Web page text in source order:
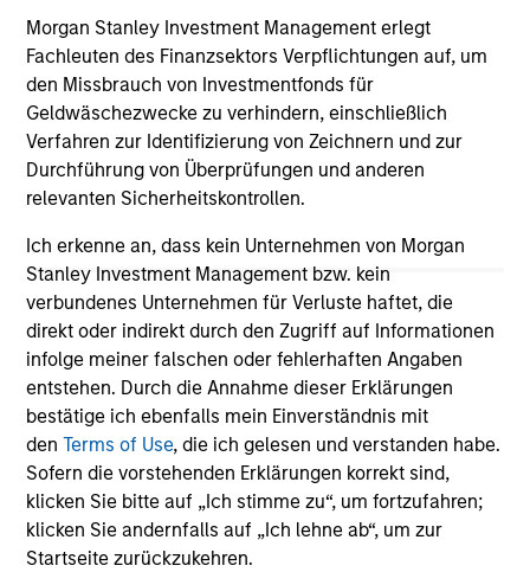
Morgan Stanley Investment Management erlegt
Fachleuten des Finanzsektors Verpflichtungen auf, um
den Missbrauch von Investmentfonds für
Geldwäschezwecke zu verhindern, einschließlich
Verfahren zur Identifizierung von Zeichnern und zur
Durchführung von Überprüfungen und anderen
relevanten Sicherheitskontrollen.
Ich erkenne an, dass kein Unternehmen von Morgan
Stanley Investment Management bzw. kein
verbundenes Unternehmen für Verluste haftet, die
direkt oder indirekt durch den Zugriff auf Informationen
infolge meiner falschen oder fehlerhaften Angaben
entstehen. Durch die Annahme dieser Erklärungen
bestätige ich ebenfalls mein Einverständnis mit
denTerms of Use, die ich gelesen und verstanden habe.
Sofern die vorstehenden Erklärungen korrekt sind,
klicken Sie bitte auf „Ich stimme zu“, um fortzufahren;
klicken Sie andernfalls auf „Ich lehne ab“, um zur
Startseite zurückzukehren.
May not represent all Team Members.
The information on this page is for informational
purposes only. The information contained herein does
not constitute and should not be construed as an
offering of advisory services or an offer to sell or a
solicitation of an offer to buy any securities in any
jurisdiction in which such offer or solicitation,
purchase or sale would be unlawful under the
securities, insurance or other laws of such jurisdiction.
All investing involves risks, including a loss of principal.
Please refer to the strategy detail page for important
information on the strategy, including additional risk
considerations.